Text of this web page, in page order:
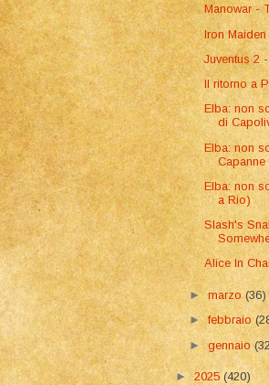
Manowar -
Iron
Juventus 2
Il ritorno a
Elba: non
di
Elba: non
Capanne
Elba: non
a Rio)
Slash's
Alice In
►marzo(36)
►febbraio
►gennaio
► 2025 (420)